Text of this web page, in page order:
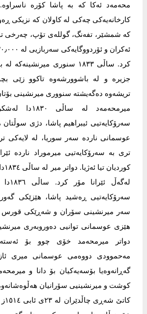
کارخانەیەکی چەکی لە کاولان کە نزیکی
کە شمشێر، تفەنگ، گوللەی تۆپ، چەرخی
کرد. ساڵی ١٨٣٣ سنوری
جزیرە و لە باشوورشەوە تاکوو زێی
تریشەوە دەگەیشتە سنووری میرنشینی
میرمحەمەد لە
سەرۆکایەتیی ئیبراھیم پاشا، دژی
عوسمانی ناردە سەر سوریا، لە لایەکی
تری بە سەرۆکایەتیی میرموراد ناردە
لەگەڵ
سەرۆکایەتیی ڕەشید پاشا، ھێزێکی
سەر میرنشینی سۆران و شەڕێکی قورس
ھێزی عوسمانی توانیی دەوروبەری
دواتر میرمحەمد خۆی چوو بۆ
مەحموودی دووەمی عوسمانی میری
گەڕانەوەیا بۆسەیەکیان بۆ دانا و
کوشت و میرنشینیی سۆرانیان